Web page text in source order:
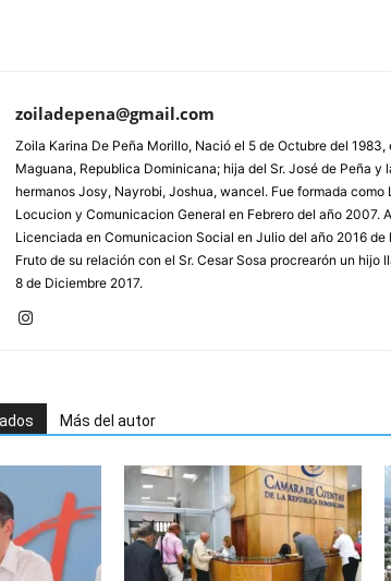
zoiladepena@gmail.com
Zoila Karina De Peña Morillo, Nació el 5 de Octubre del
Maguana, Republica Dominicana; hija del Sr. José de Peña y
hermanos Josy, Nayrobi, Joshua, wancel. Fue formada como
Locucion y Comunicacion General en Febrero del año 2007.
Licenciada en Comunicacion Social en Julio del año 2016
Fruto de su relación con el Sr. Cesar Sosa procrearón un hijo
8 de Diciembre 2017.
Más del autor